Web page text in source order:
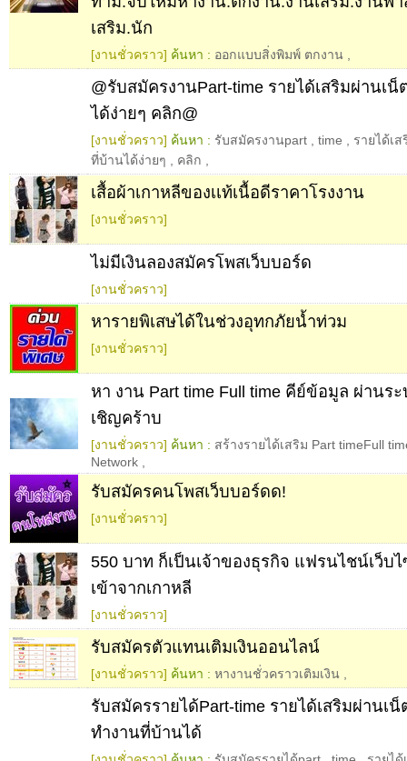
เสริม.นัก
[งานชั่วคราว] ค้นหา : ออกแบบสิ่งพิมพ์ ตกงาน
@รับสมัครงานPart-time รายได้เสริมผ่านเ
ได้ง่ายๆ คลิก@
[งานชั่วคราว] ค้นหา : รับสมัครงานpart time
รายได้เ
ที่บ้านได้ง่ายๆ
คลิก
เสื้อผ้าเกาหลีของเเท้เนื้อดีราคาโรงงาน
[งานชั่วคราว]
ไม่มีเงินลองสมัครโพสเว็บบอร์ด
[งานชั่วคราว]
หารายพิเสษได้ในช่วงอุทกภัยน้ำท่วม
[งานชั่วคราว]
หา งาน Part time Full time คีย์ข้อมูล ผ่านร
เชิญคร้าบ
[งานชั่วคราว] ค้นหา : สร้างรายได้เสริม Part timeFull
Network
รับสมัครคนโพสเว็บบอร์ดด!
[งานชั่วคราว]
550 บาท ก็เป็นเจ้าของธุรกิจ แฟรนไชน์เว็บ
เข้าจากเกาหลี
[งานชั่วคราว]
รับสมัครตัวแทนเติมเงินออนไลน์
[งานชั่วคราว] ค้นหา : หางานชั่วคราวเติมเงิน
รับสมัครรายได้Part-time รายได้เสริมผ่านเ
ทำงานที่บ้านได้